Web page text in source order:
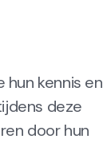
kennis en
deze
door hun